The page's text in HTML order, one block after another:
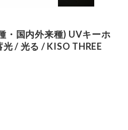
・国内外来種) UVキーホ
/ 光る / KISO THREE